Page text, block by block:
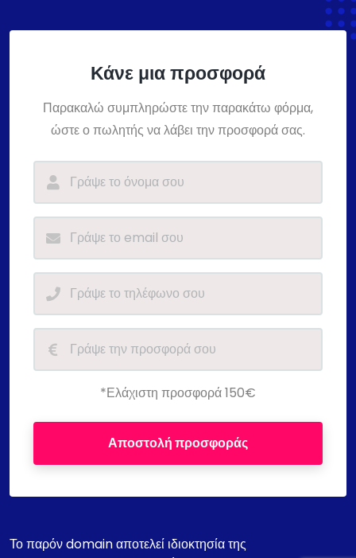
Κάνε μια προσφορά
Παρακαλώ συμπληρώστε την παρακάτω φόρμα,
ώστε ο πωλητής να λάβει την προσφορά σας.
*Ελάχιστη προσφορά 150€
Αποστολή προσφοράς
Το παρόν domain αποτελεί ιδιοκτησία της